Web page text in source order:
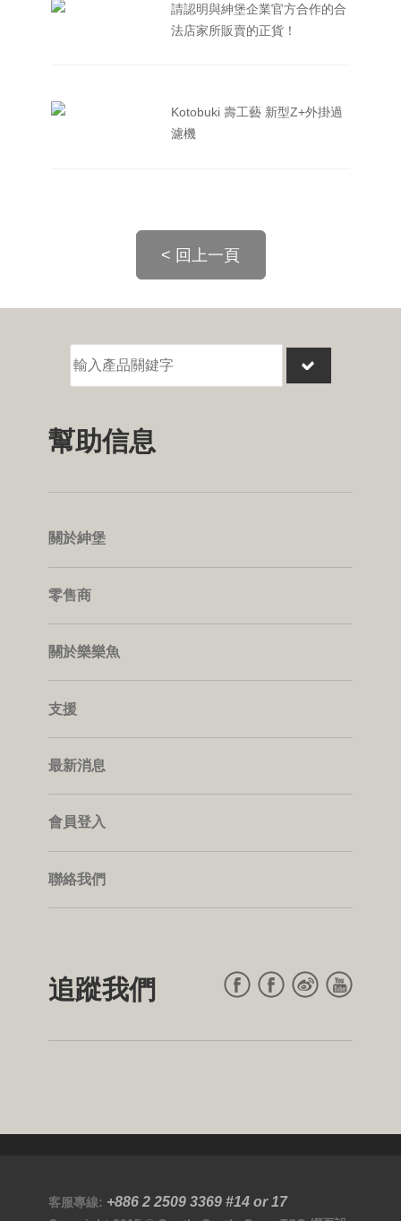
請認明與紳堡企業官方合作的合
法店家所販賣的正貨！
Kotobuki 壽工藝 新型Z+外掛過
濾機
< 回上一頁
幫助信息
關於紳堡
零售商
關於樂樂魚
支援
最新消息
會員登入
聯絡我們
追蹤我們
客服專線: +886 2 2509 3369 #14 or 17